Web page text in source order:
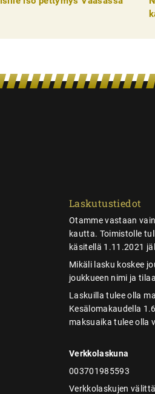
Laskutustiedot
Otamme vastaan
kautta. Toimistolle
käsitellä 1.11.2021
Mikäli lasku koskee
joukkueen nimi ja
Laskuilla tulee olla
Kesälomakaudella
maksuaika tulee olla
Verkkolaskuna
003701985593
Verkkolaskujen